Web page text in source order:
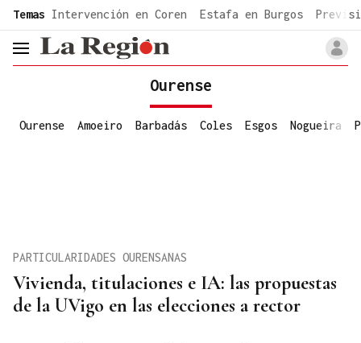
common.go-to-content
Temas Intervención en Coren Estafa en Burgos
header.menu.open
Ourense
Ourense Amoeiro Barbadás Coles Esgos Nogueira
Vivienda, titulaciones e IA: las propuestas
de la UVigo en las elecciones a rector
PARTICULARIDADES OURENSANAS